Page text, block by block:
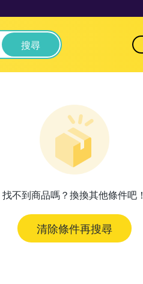
搜尋
找不到商品嗎？換換其他條件吧！
清除條件再搜尋